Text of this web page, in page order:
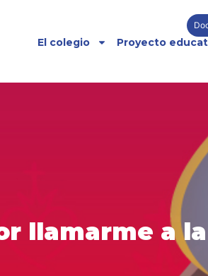
El colegio Proyecto
llamarme a